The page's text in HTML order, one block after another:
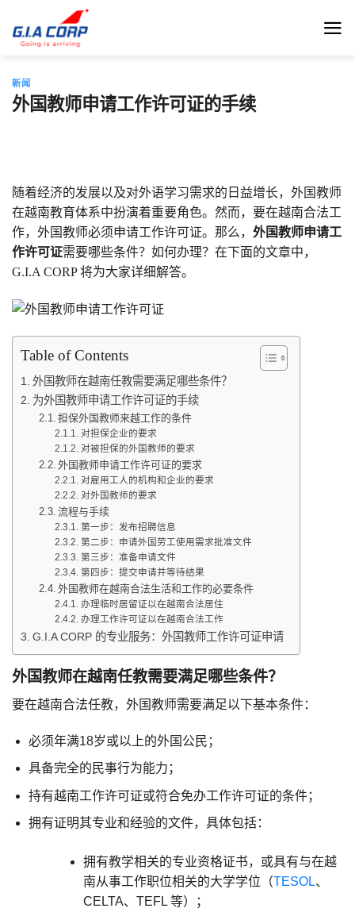
新闻
外国教师申请工作许可证的手续
随着经济的发展以及对外语学习需求的日益增长，外国教师
在越南教育体系中扮演着重要角色。然而，要在越南合法工
作，外国教师必须申请工作许可证。那么， 外国教师申请工
作许可证需要哪些条件？如何办理？在下面的文章中，
G.I.A CORP 将为大家详细解答。
Table of Contents
外国教师在越南任教需要满足哪些条件？
为外国教师申请工作许可证的手续
担保外国教师来越工作的条件
对担保企业的要求
对被担保的外国教师的要求
外国教师申请工作许可证的要求
对雇用工人的机构和企业的要求
对外国教师的要求
流程与手续
第一步：发布招聘信息
第二步：申请外国劳工使用需求批准文件
第三步：准备申请文件
第四步：提交申请并等待结果
外国教师在越南合法生活和工作的必要条件
办理临时居留证以在越南合法居住
办理工作许可证以在越南合法工作
G.I.A CORP 的专业服务：外国教师工作许可证申请
外国教师在越南任教需要满足哪些条件？
要在越南合法任教，外国教师需要满足以下基本条件：
必须年满18岁或以上的外国公民；
具备完全的民事行为能力；
持有越南工作许可证或符合免办工作许可证的条件；
拥有证明其专业和经验的文件，具体包括：
拥有教学相关的专业资格证书，或具有与在越
南从事工作职位相关的大学学位（TESOL、
CELTA、TEFL 等）；